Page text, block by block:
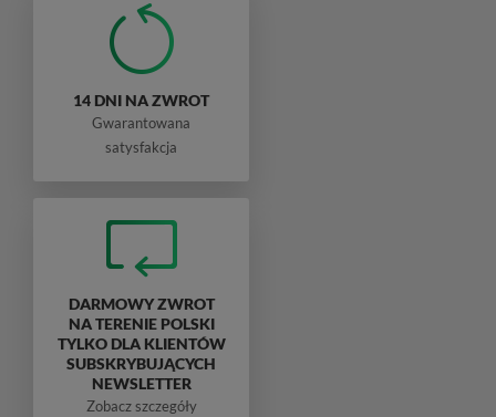
14 DNI NA ZWROT
Gwarantowana
satysfakcja
DARMOWY ZWROT
NA TERENIE POLSKI
TYLKO DLA KLIENTÓW
SUBSKRYBUJĄCYCH
NEWSLETTER
Zobacz szczegóły